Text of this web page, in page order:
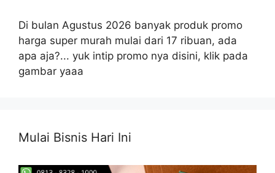
Di bulan Agustus 2026 banyak produk promo
harga super murah mulai dari 17 ribuan, ada
apa aja?... yuk intip promo nya disini, klik pada
gambar yaaa
Mulai Bisnis Hari Ini